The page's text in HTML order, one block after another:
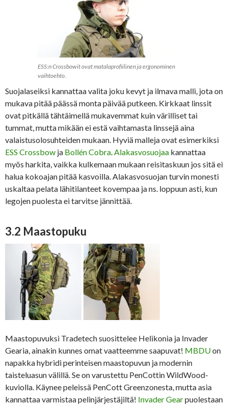
ESS:n Crossbowit ovat matalaprofiilinen ja ergonominen
vaihtoehto.
Suojalaseiksi kannattaa valita joku kevyt ja ilmava malli, jota on
mukava pitää päässä monta päivää putkeen. Kirkkaat linssit
ovat pitkällä tähtäimellä mukavemmat kuin värilliset tai
tummat, mutta mikään ei estä vaihtamasta linssejä aina
valaistusolosuhteiden mukaan. Hyviä malleja ovat esimerkiksi
ESS Crossbow ja Bollén Cobra.Alakasvosuojaa kannattaa
myös harkita, vaikka kulkemaan mukaan reisitaskuun jos sitä ei
halua kokoajan pitää kasvoilla. Alakasvosuojan turvin monesti
uskaltaa pelata lähitilanteet kovempaa ja ns. loppuun asti, kun
legojen puolesta ei tarvitse jännittää.
3.2 Maastopuku
Maastopuvuksi Tradetech suosittelee Helikonia ja Invader
Gearia, ainakin kunnes omat vaatteemme saapuvat! MBDUon
napakka hybridi perinteisen maastopuvun ja modernin
taisteluasun välillä. Se on varustettu PenCottin WildWood-
kuviolla. Käynee peleissä PenCott Greenzonesta, mutta asia
kannattaa varmistaa pelinjärjestäjiltä! Invader Gearpuolestaan